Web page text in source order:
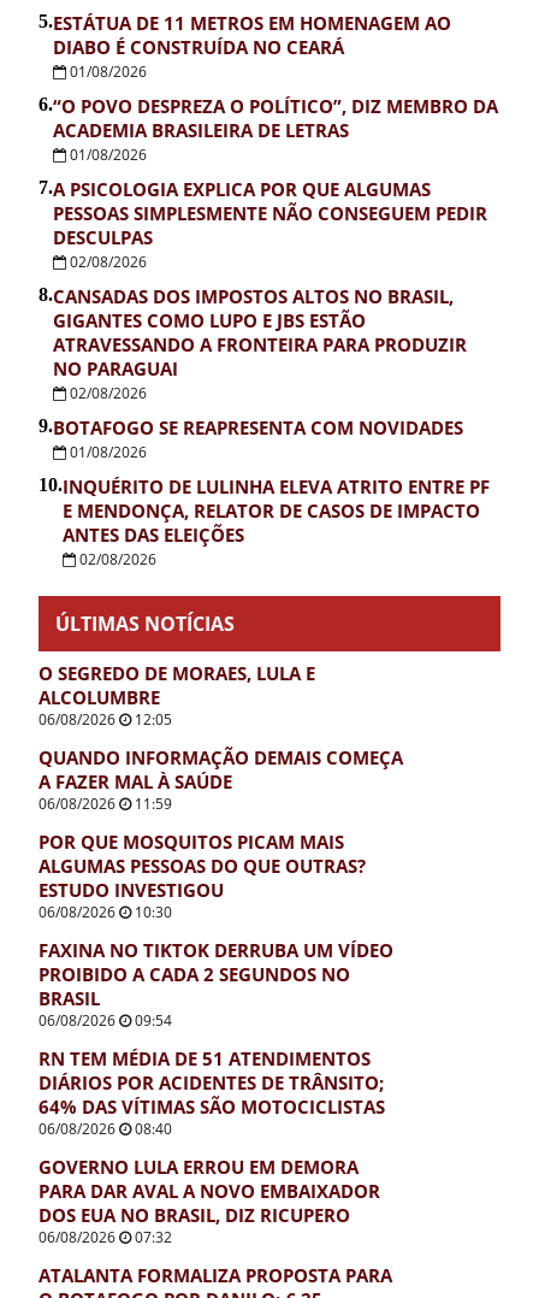
5.ESTÁTUA DE 11 METROS EM HOMENAGEM AO
DIABO É CONSTRUÍDA NO CEARÁ
01/08/2026
6.“O POVO DESPREZA O POLÍTICO”, DIZ MEMBRO DA
ACADEMIA BRASILEIRA DE LETRAS
01/08/2026
7.A PSICOLOGIA EXPLICA POR QUE ALGUMAS
PESSOAS SIMPLESMENTE NÃO CONSEGUEM PEDIR
DESCULPAS
02/08/2026
8.CANSADAS DOS IMPOSTOS ALTOS NO BRASIL,
GIGANTES COMO LUPO E JBS ESTÃO
ATRAVESSANDO A FRONTEIRA PARA PRODUZIR
NO PARAGUAI
02/08/2026
9.BOTAFOGO SE REAPRESENTA COM NOVIDADES
01/08/2026
10.INQUÉRITO DE LULINHA ELEVA ATRITO ENTRE PF
E MENDONÇA, RELATOR DE CASOS DE IMPACTO
ANTES DAS ELEIÇÕES
02/08/2026
ÚLTIMAS NOTÍCIAS
O SEGREDO DE MORAES, LULA E
ALCOLUMBRE
06/08/2026 12:05
QUANDO INFORMAÇÃO DEMAIS COMEÇA
A FAZER MAL À SAÚDE
06/08/2026 11:59
POR QUE MOSQUITOS PICAM MAIS
ALGUMAS PESSOAS DO QUE OUTRAS?
ESTUDO INVESTIGOU
06/08/2026 10:30
FAXINA NO TIKTOK DERRUBA UM VÍDEO
PROIBIDO A CADA 2 SEGUNDOS NO
BRASIL
06/08/2026 09:54
RN TEM MÉDIA DE 51 ATENDIMENTOS
DIÁRIOS POR ACIDENTES DE TRÂNSITO;
64% DAS VÍTIMAS SÃO MOTOCICLISTAS
06/08/2026 08:40
GOVERNO LULA ERROU EM DEMORA
PARA DAR AVAL A NOVO EMBAIXADOR
DOS EUA NO BRASIL, DIZ RICUPERO
06/08/2026 07:32
ATALANTA FORMALIZA PROPOSTA PARA